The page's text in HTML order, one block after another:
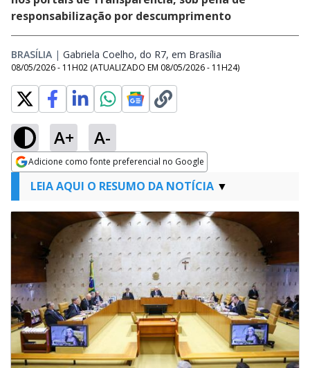
responsabilização por descumprimento
BRASÍLIA | Gabriela Coelho, do R7, em Brasília
08/05/2026 - 11H02 (ATUALIZADO EM 08/05/2026 - 11H24)
A+ A-
Adicione como fonte preferencial no Google
Opens in new window
LEIA AQUI O RESUMO DA NOTÍCIA